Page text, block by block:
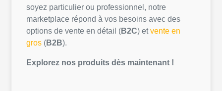
soyez particulier ou professionnel , notre
marketplace répond à vos besoins avec des
options de vente en détail (B2C) etvente en
gros (B2B).
Explorez nos produits dès maintenant !